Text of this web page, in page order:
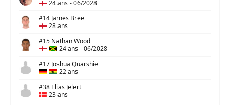
24 ans -06/2028
#14 James Bree
28 ans
#15 Nathan Wood
24 ans -06/2028
#17 Joshua Quarshie
22 ans
#38 Elias Jelert
23 ans